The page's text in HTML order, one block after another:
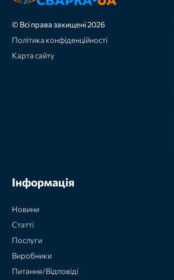
© Всі права захищені 2026
Політика конфіденційності
Карта сайту
Інформація
Новини
Статті
Послуги
Виробники
Питання/Відповіді